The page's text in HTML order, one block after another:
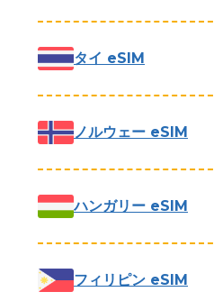
タイ eSIM
ノルウェー eSIM
ハンガリー eSIM
フィリピン eSIM